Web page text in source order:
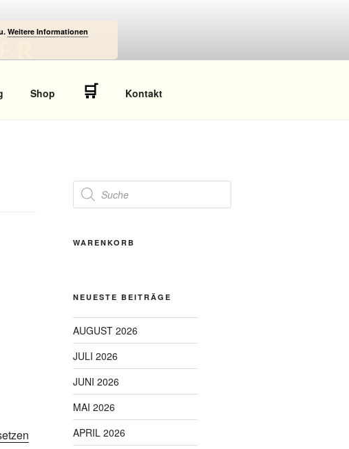
Shop 🛒 Kontakt
Products
search
WARENKORB
NEUESTE BEITRÄGE
AUGUST 2026
JULI 2026
JUNI 2026
MAI 2026
APRIL 2026
Weitere Informationen